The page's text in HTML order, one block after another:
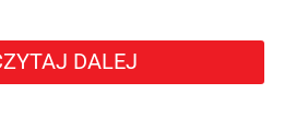
DALEJ